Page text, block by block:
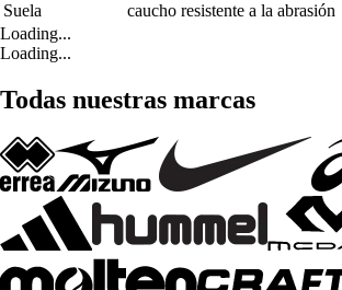
Suela
caucho resistente a la abrasión
Loading...
Loading...
Todas nuestras marcas